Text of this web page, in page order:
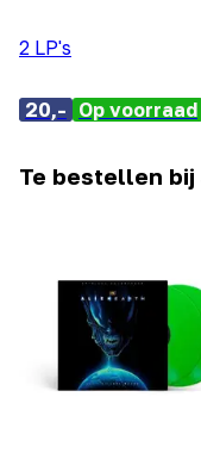
2 LP's
20,- Op voorraad
Te bestellen bij